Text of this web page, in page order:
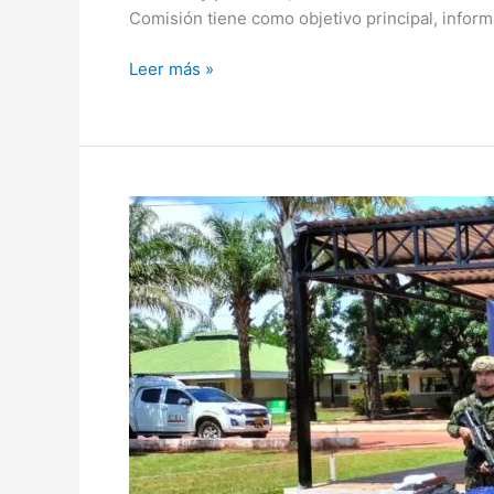
Comisión tiene como objetivo principal,
Leer más »
Ejército
ocupa
y
destruye
laboratorio
para
procesar
cocaína
en
el
Vichada: